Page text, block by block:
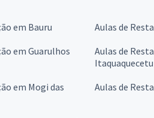
em Bauru Aulas de
em Guarulhos
Aulas de
em Mogi das
Aulas de